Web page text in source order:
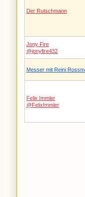
Der Rutschmann
Jony Fire
@jonyfire432
Messer mit Reini
Felix Immler
@FelixImmler